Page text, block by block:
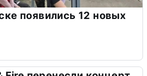
появились 12 новых